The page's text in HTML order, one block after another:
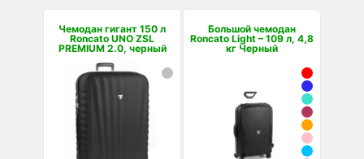
Чемодан гигант 150 л
Roncato UNO ZSL
PREMIUM 2.0, черный
Большой чемодан
Roncato Light – 109 л, 4,8
кг Черный